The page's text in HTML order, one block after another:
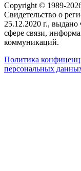
Copyright © 1989-
Свидетельство о
25.12.2020 г.,
сфере связи,
коммуникаций.
Политика
персональных